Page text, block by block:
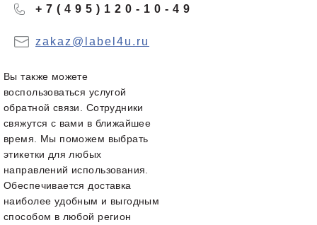
+7(495)120-10-49
zakaz@label4u.ru
Вы также можете
воспользоваться услугой
обратной связи. Сотрудники
свяжутся с вами в ближайшее
время. Мы поможем выбрать
этикетки для любых
направлений использования.
Обеспечивается доставка
наиболее удобным и выгодным
способом в любой регион